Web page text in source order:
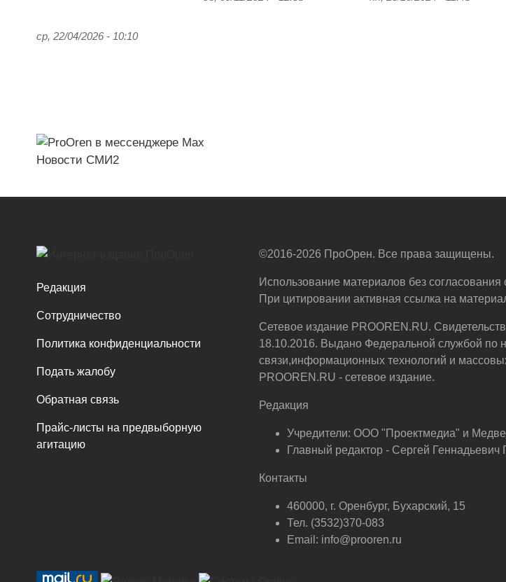
ср, 22/04/2026 - 10:10
Новости СМИ2
Редакция
Сотрудничество
Политика конфиденциальности
Подать жалобу
Обратная связь
Прайс-листы на предвыборную
агитацию
©2016-2026 ПроОрен. Все права защищены.
Использование материалов без
При цитировании активная ссылка на
Сетевое издание PROOREN.RU.
18.10.2016. Выдано Федеральной службой по
связи,информационных технологий и
PROOREN.RU - сетевое издание.
Редакция
Учредители: ООО "Проектмедиа" и
Главный редактор - Сергей Геннадьевич
Контакты
460000, г. Оренбург, Бухарский, 15
Тел. (3532)370-083
Email: info@prooren.ru